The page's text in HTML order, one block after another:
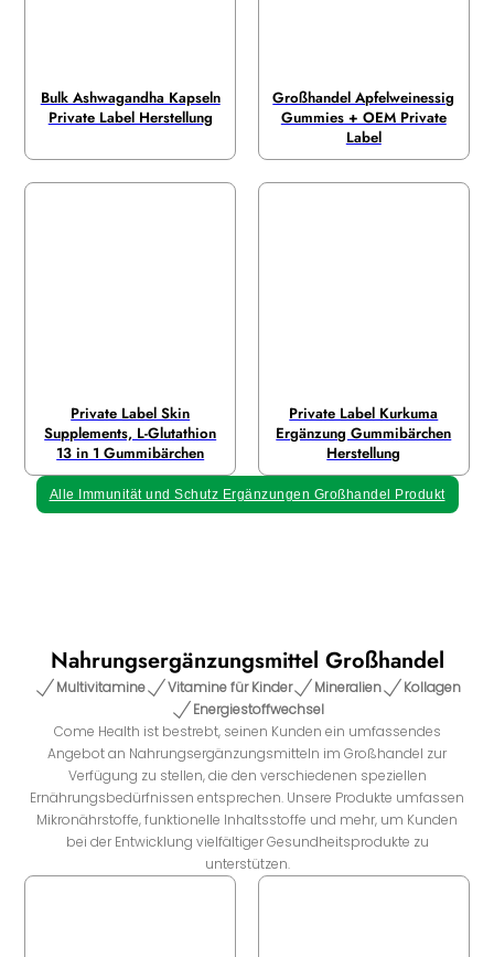
Bulk Ashwagandha Kapseln
Private Label Herstellung
Großhandel Apfelweinessig
Gummies + OEM Private
Label
Private Label Skin
Supplements, L-Glutathion
13 in 1 Gummibärchen
Private Label Kurkuma
Ergänzung Gummibärchen
Herstellung
Alle Immunität und Schutz Ergänzungen Großhandel Produkt
Nahrungsergänzungsmittel Großhandel
Multivitamine Vitamine für Kinder Mineralien
Kollagen
Energiestoffwechsel
Come Health ist bestrebt, seinen Kunden ein umfassendes
Angebot an Nahrungsergänzungsmitteln im Großhandel zur
Verfügung zu stellen, die den verschiedenen speziellen
Ernährungsbedürfnissen entsprechen. Unsere Produkte umfassen
Mikronährstoffe, funktionelle Inhaltsstoffe und mehr, um Kunden
bei der Entwicklung vielfältiger Gesundheitsprodukte zu
unterstützen.